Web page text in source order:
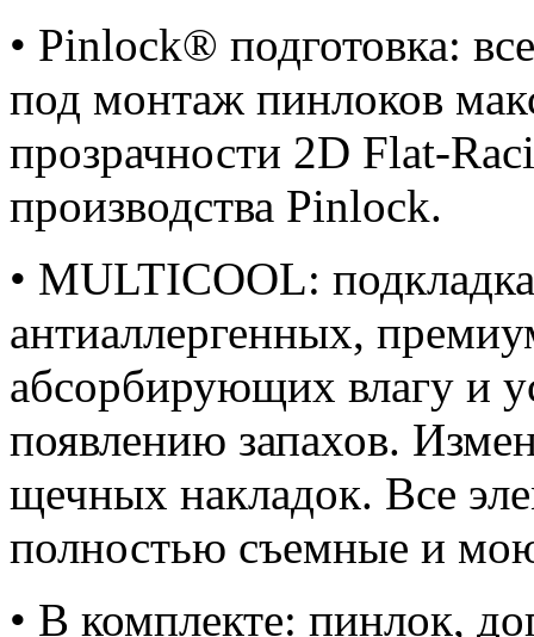
• Pinlock® подготовка:
под монтаж пинлоков
прозрачности 2D Flat-
производства Pinlock.
• MULTICOOL:
антиаллергенных,
абсорбирующих влагу и
появлению запахов.
щечных накладок. Все
полностью съемные и
• В комплекте: пинлок,